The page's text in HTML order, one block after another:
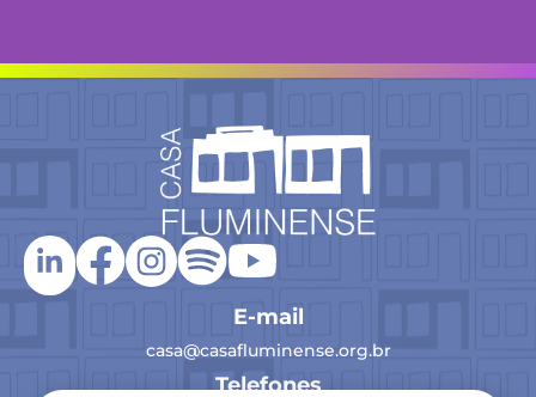
E-mail
casa@casafluminense.org.br
Telefones